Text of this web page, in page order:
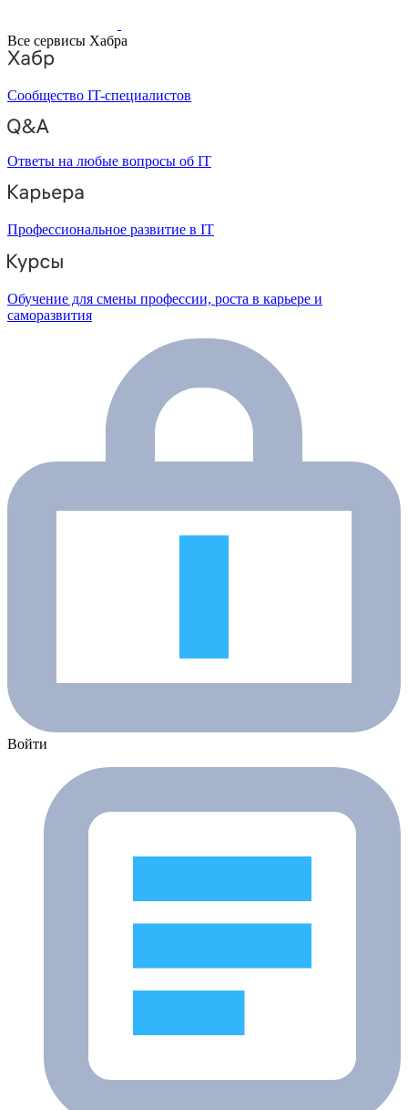
Все сервисы Хабра
Сообщество IT-специалистов
Ответы на любые вопросы об IT
Профессиональное развитие в IT
Обучение для смены профессии, роста в карьере и
саморазвития
Войти